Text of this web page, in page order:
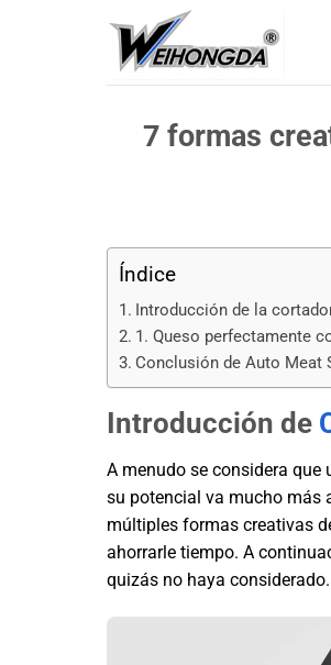
7 formas
Índice
Introducción de la
1. Queso perfectamente
Conclusión de Auto Meat
Introducción de
A menudo se considera
su potencial va mucho más
múltiples formas creativas
ahorrarle tiempo. A
quizás no haya considerado.